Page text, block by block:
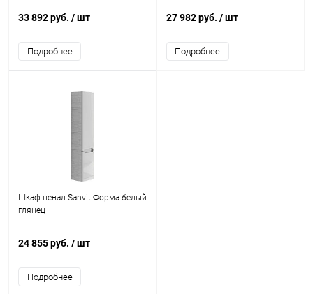
33 892 руб. / шт
Подробнее
27 982 руб. / шт
Подробнее
Шкаф-пенал Sanvit Форма белый
глянец
24 855 руб. / шт
Подробнее